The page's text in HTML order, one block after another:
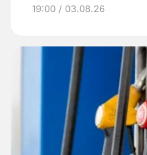
19:00 / 03.08.26